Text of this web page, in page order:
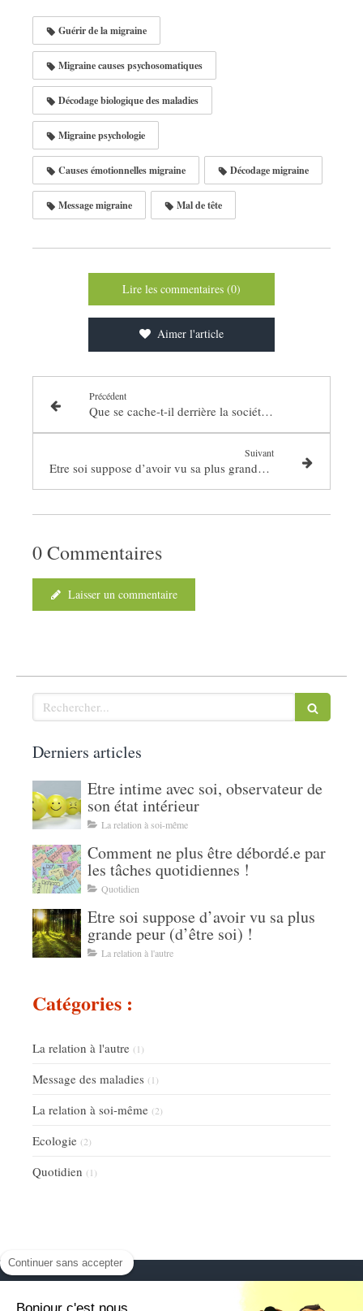
Guérir de la migraine
Migraine causes psychosomatiques
Décodage biologique des maladies
Migraine psychologie
Causes émotionnelles migraine Décodage migraine
Message migraine Mal de tête
Lire les commentaires (0)
Aimer l'article
Précédent
Que se cache-t-il derrière la société de consommation ?
Suivant
Etre soi suppose d’avoir vu sa plus grande peur (d’être soi) !
0 Commentaires
Laisser un commentaire
Rechercher
Derniers articles
Etre intime avec soi, observateur de
son état intérieur
La relation à soi-même
Comment ne plus être débordé.e par
les tâches quotidiennes !
Quotidien
Etre soi suppose d’avoir vu sa plus
grande peur (d’être soi) !
La relation à l'autre
Catégories :
La relation à l'autre (1)
Message des maladies (1)
La relation à soi-même (2)
Ecologie (2)
Quotidien (1)
Continuer sans accepter